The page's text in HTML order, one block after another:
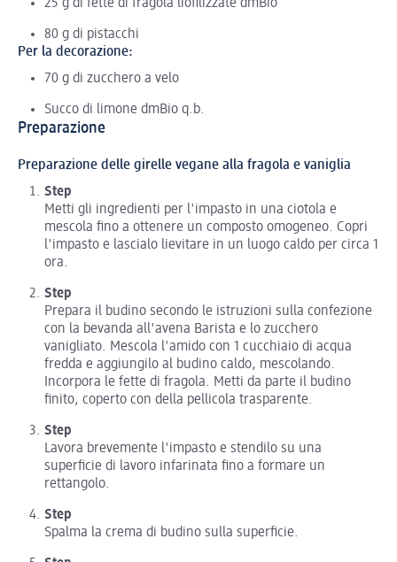
25 g di fette di fragola liofilizzate dmBio
80 g di pistacchi
Per la decorazione:
70 g di zucchero a velo
Succo di limone dmBio q.b.
Preparazione
Preparazione delle girelle vegane alla fragola e vaniglia
Step
Metti gli ingredienti per l'impasto in una ciotola e
mescola fino a ottenere un composto omogeneo. Copri
l'impasto e lascialo lievitare in un luogo caldo per circa 1
ora.
Step
Prepara il budino secondo le istruzioni sulla confezione
con la bevanda all'avena Barista e lo zucchero
vanigliato. Mescola l'amido con 1 cucchiaio di acqua
fredda e aggiungilo al budino caldo, mescolando.
Incorpora le fette di fragola. Metti da parte il budino
finito, coperto con della pellicola trasparente.
Step
Lavora brevemente l'impasto e stendilo su una
superficie di lavoro infarinata fino a formare un
rettangolo.
Step
Spalma la crema di budino sulla superficie.